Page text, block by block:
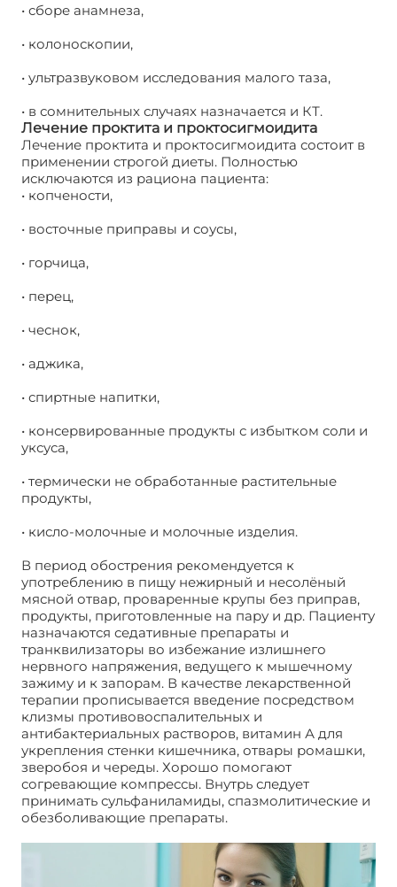
• сборе анамнеза,
• колоноскопии,
• ультразвуковом исследования малого таза,
• в сомнительных случаях назначается и КТ.
Лечение проктита и проктосигмоидита
Лечение проктита и проктосигмоидита состоит в
применении строгой диеты. Полностью
исключаются из рациона пациента:
• копчености,
• восточные приправы и соусы,
• горчица,
• перец,
• чеснок,
• аджика,
• спиртные напитки,
• консервированные продукты с избытком соли и
уксуса,
• термически не обработанные растительные
продукты,
• кисло-молочные и молочные изделия.
В период обострения рекомендуется к
употреблению в пищу нежирный и несолёный
мясной отвар, проваренные крупы без приправ,
продукты, приготовленные на пару и др. Пациенту
назначаются седативные препараты и
транквилизаторы во избежание излишнего
нервного напряжения, ведущего к мышечному
зажиму и к запорам. В качестве лекарственной
терапии прописывается введение посредством
клизмы противовоспалительных и
антибактериальных растворов, витамин А для
укрепления стенки кишечника, отвары ромашки,
зверобоя и череды. Хорошо помогают
согревающие компрессы. Внутрь следует
принимать сульфаниламиды, спазмолитические и
обезболивающие препараты.